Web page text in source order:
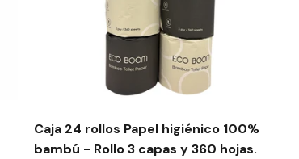
Caja 24 rollos Papel higiénico 100%
bambú - Rollo 3 capas y 360 hojas.